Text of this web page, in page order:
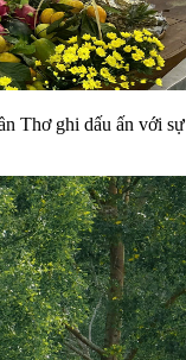
Thơ ghi dấu ấn với